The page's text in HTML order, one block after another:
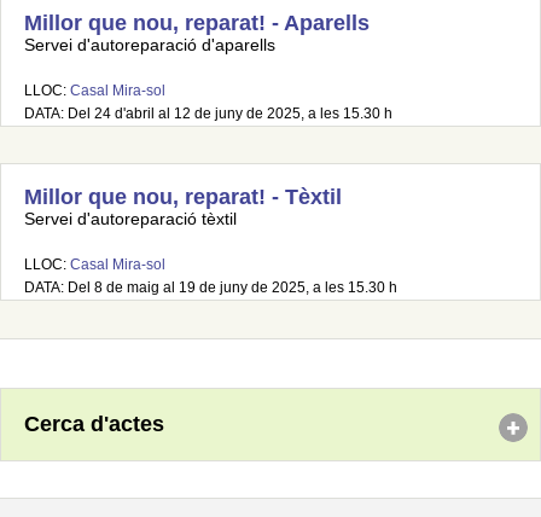
Millor que nou, reparat! - Aparells
Servei d'autoreparació d'aparells
LLOC: Casal Mira-sol
DATA: Del 24 d'abril al 12 de juny de 2025, a les 15.30 h
Millor que nou, reparat! - Tèxtil
Servei d'autoreparació tèxtil
LLOC: Casal Mira-sol
DATA: Del 8 de maig al 19 de juny de 2025, a les 15.30 h
Cerca d'actes